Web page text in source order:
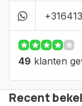
49 klanten
Recent